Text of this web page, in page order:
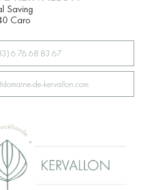
Saving
Caro
6 76 68 83 67
de-kervallon.com